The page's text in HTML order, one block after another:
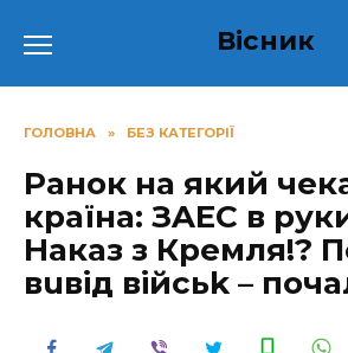
до
Вісник
ГОЛОВНА » БЕЗ КАТЕГОРІЇ
Ранок на який
країна: ЗAЕС в
Наказ з Кремля!?
вuвiд вiйсьk –